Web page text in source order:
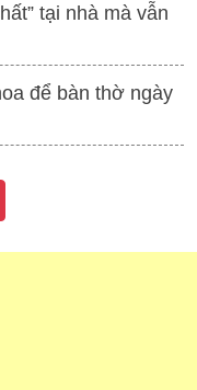
tại nhà mà vẫn
để bàn thờ ngày